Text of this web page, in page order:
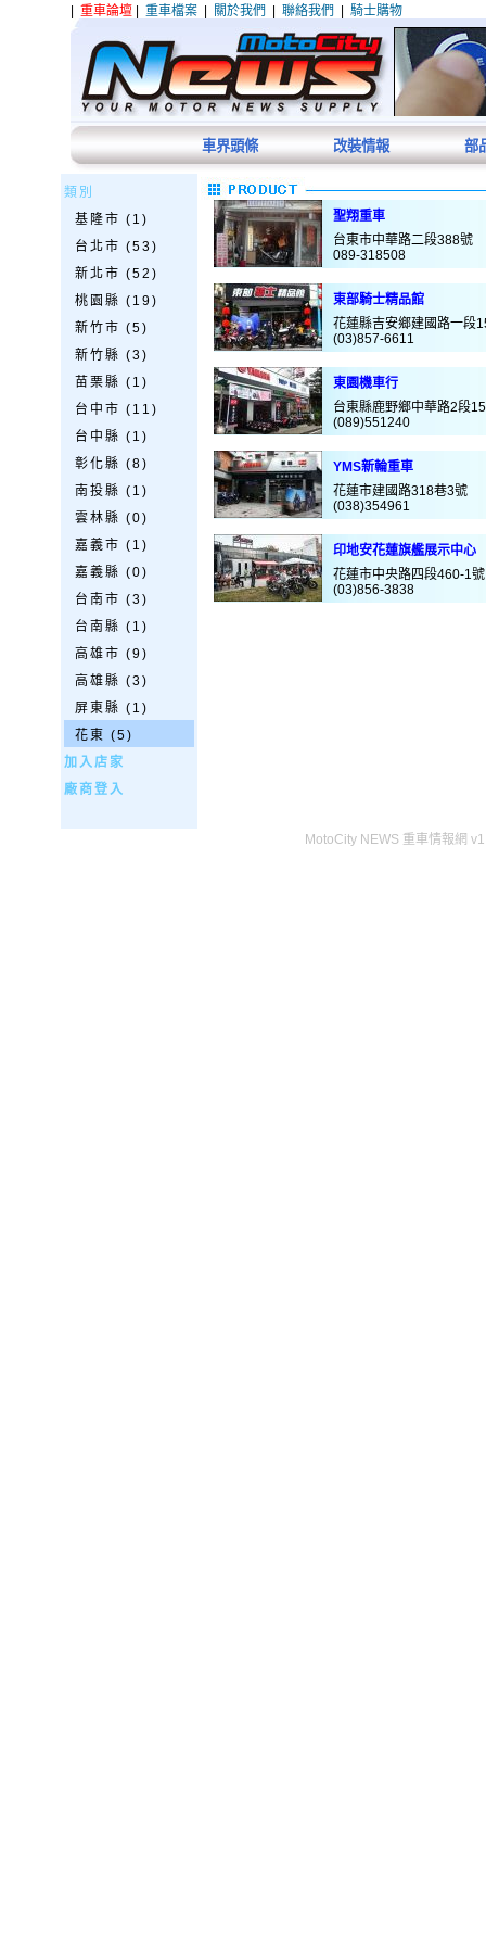
重車論壇 重車檔案 關於我們 聯絡我們 騎士購物
車界頭條 改裝情報 部
類別
基隆市 (1)
台北市 (53)
新北市 (52)
桃園縣 (19)
新竹市 (5)
新竹縣 (3)
苗栗縣 (1)
台中市 (11)
台中縣 (1)
彰化縣 (8)
南投縣 (1)
雲林縣 (0)
嘉義市 (1)
嘉義縣 (0)
台南市 (3)
台南縣 (1)
高雄市 (9)
高雄縣 (3)
屏東縣 (1)
花東 (5)
加入店家
廠商登入
聖翔重車
台東市中華路二段388號
089-318508
東部騎士精品館
花蓮縣吉安鄉建國路一段
(03)857-6611
東園機車行
台東縣鹿野鄉中華路2段
(089)551240
YMS新輪重車
花蓮市建國路318巷3號
(038)354961
印地安花蓮旗艦展示中心
花蓮市中央路四段460-1號
(03)856-3838
MotoCity NEWS 重車情報網